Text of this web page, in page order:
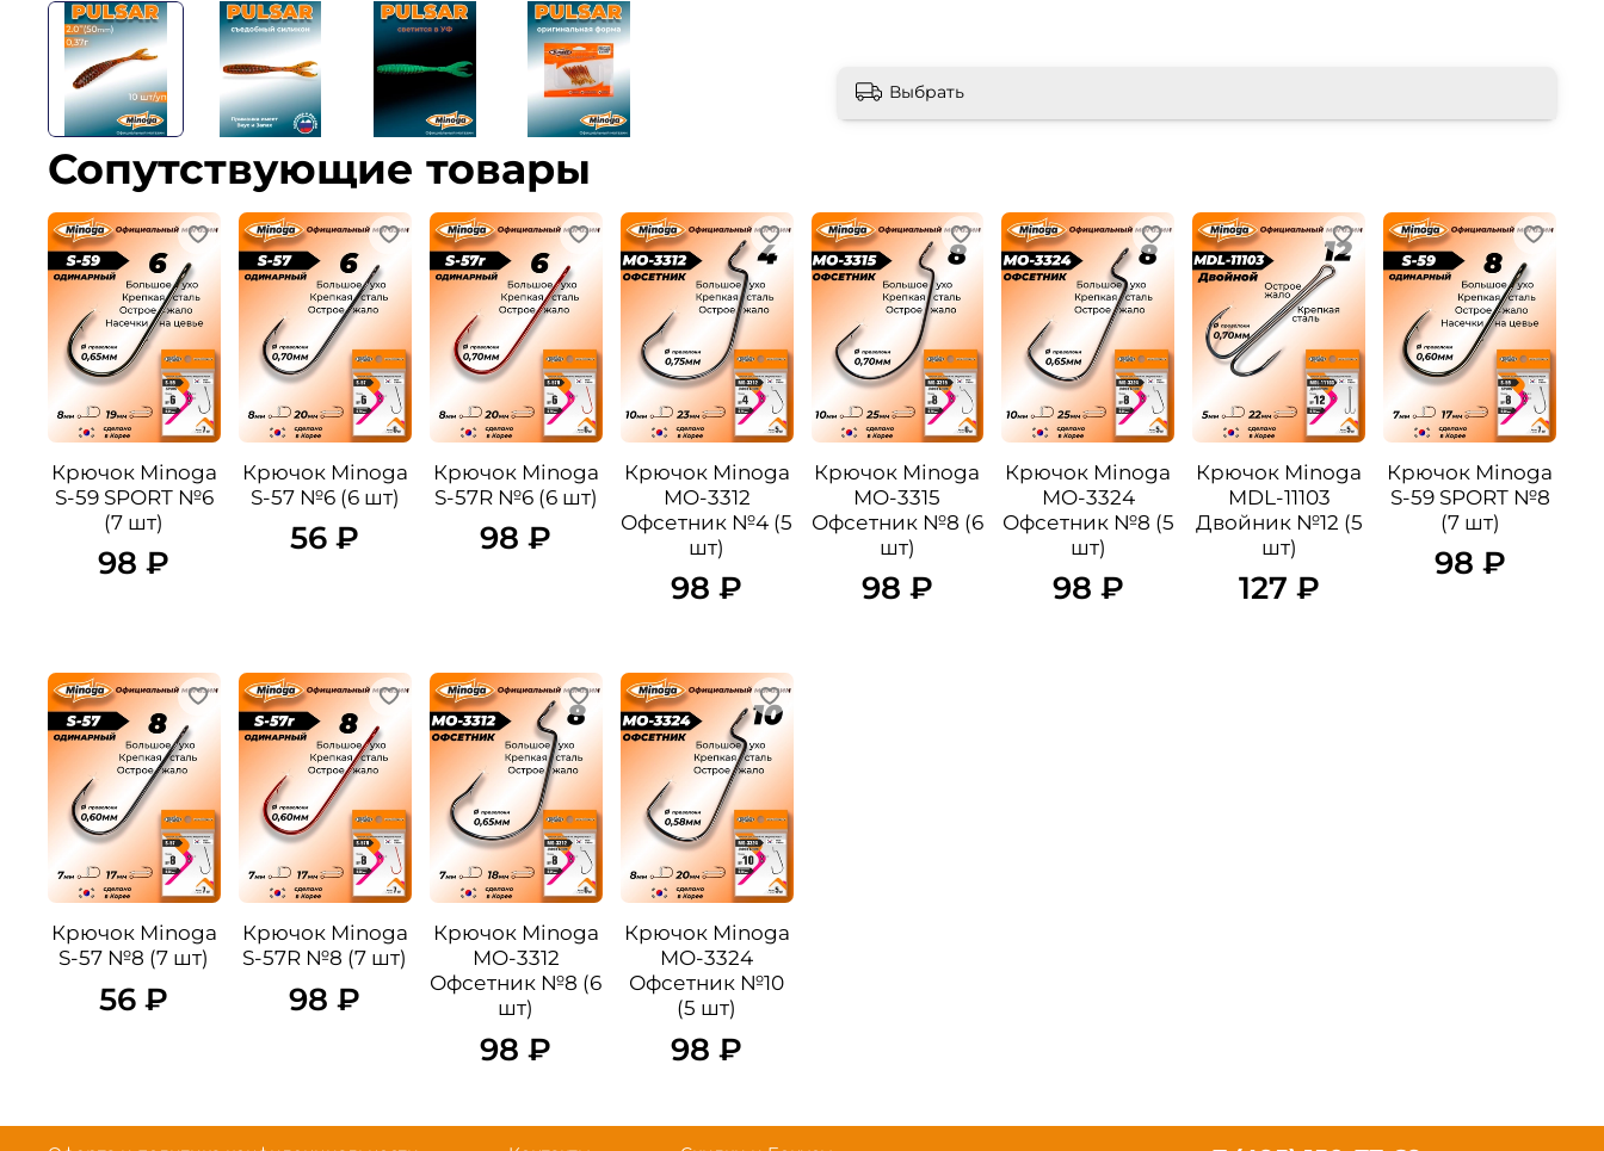
Выбрать
Сопутствующие товары
Крючок Minoga
S-59 SPORT №6
(7 шт)
98 ₽
Крючок Minoga
S-57 №6 (6 шт)
56 ₽
Крючок Minoga
S-57R №6 (6 шт)
98 ₽
Крючок Minoga
MO-3312
Офсетник №4 (5
шт)
98 ₽
Крючок Minoga
MO-3315
Офсетник №8 (6
шт)
98 ₽
Крючок Minoga
MO-3324
Офсетник №8 (5
шт)
98 ₽
Крючок Minoga
MDL-11103
Двойник №12 (5
шт)
127 ₽
Крючок Minoga
S-59 SPORT №8
(7 шт)
98 ₽
Крючок Minoga
S-57 №8 (7 шт)
56 ₽
Крючок Minoga
S-57R №8 (7 шт)
98 ₽
Крючок Minoga
MO-3312
Офсетник №8 (6
шт)
98 ₽
Крючок Minoga
MO-3324
Офсетник №10
(5 шт)
98 ₽